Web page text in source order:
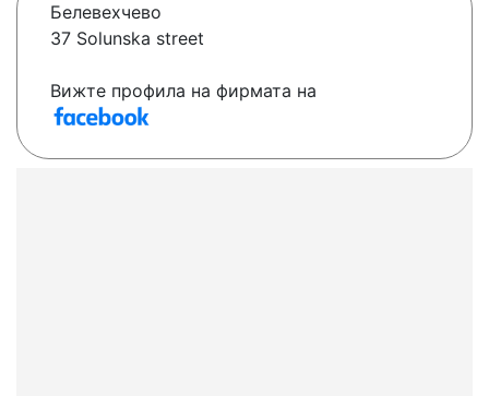
Белевехчево
37 Solunska street
Вижте профила на фирмата на